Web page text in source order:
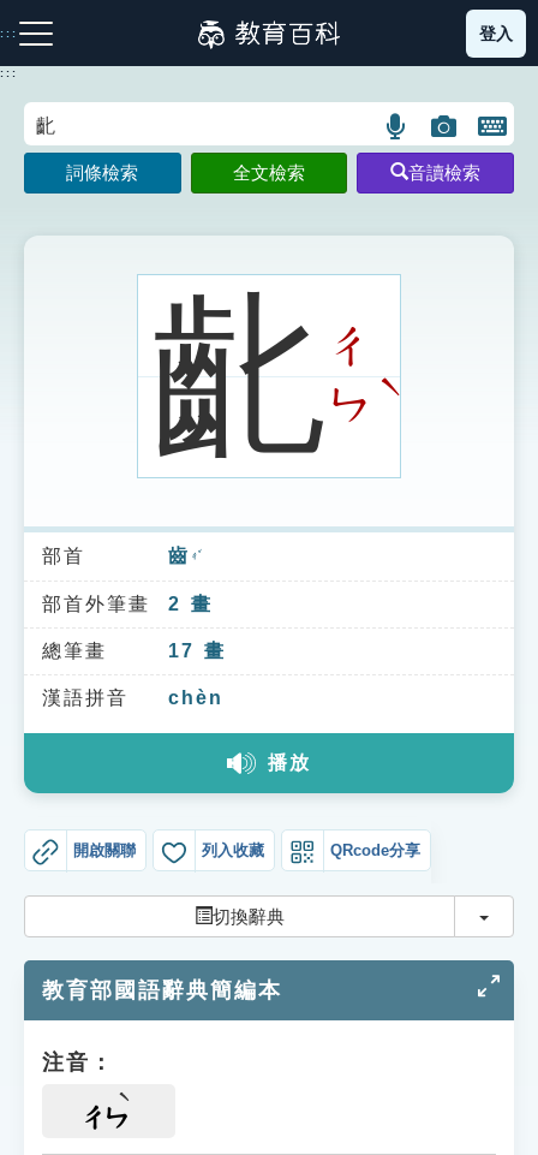
到
主
:::
注音索引圖示 筆畫索引圖示 部首索引表圖示
索引選單
知識索引
單字索引
生命大百科索引
教學應用
貓頭鷹博士
登入
:::
語
言
搜
示
圖
片
搜
開
鍵
圖
詞條檢索 全文檢索 音讀檢索
齔ㄔ
ㄣˋ
部首 齒 ㄔˇ
部首外筆畫 2 畫
總筆畫 17 畫
漢語拼音 chèn
播放
開啟關聯 列入收藏 QRcode分享
切換辭典 切換
教育部國語辭典簡編本
注音：
ㄔㄣ